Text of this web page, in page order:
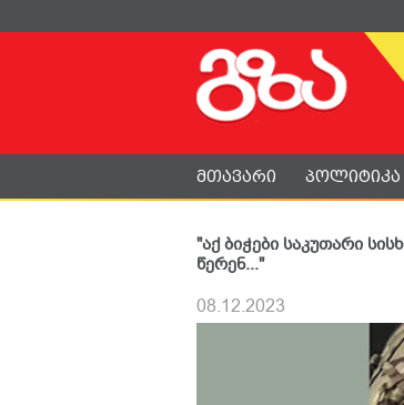
მთავარი პოლიტიკა
"აქ ბიჭები საკუთარი
წერენ..."
08.12.2023